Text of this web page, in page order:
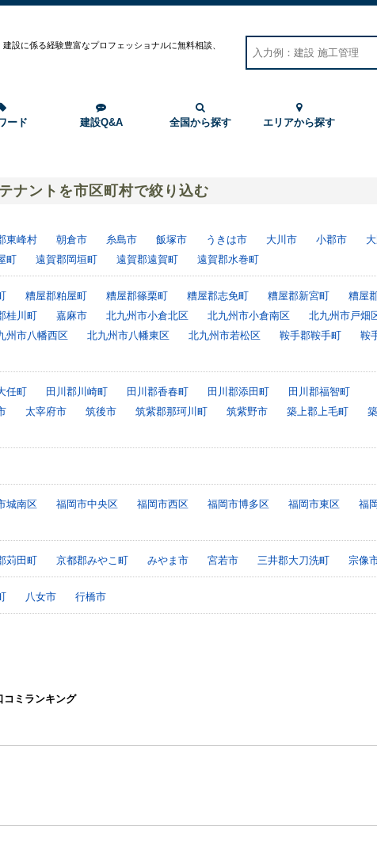
設に係る経験豊富なプロフェッショナルに無料相談、
ード 建設Q&A 全国から探す エリアから探す
ナントを市区町村で絞り込む
東峰村 朝倉市 糸島市 飯塚市 うきは市 大川市 小郡市
町 遠賀郡岡垣町 遠賀郡遠賀町 遠賀郡水巻町
糟屋郡粕屋町 糟屋郡篠栗町 糟屋郡志免町 糟屋郡新宮町
糟屋
桂川町 嘉麻市 北九州市小倉北区 北九州市小倉南区
北九州市戸畑
州市八幡西区 北九州市八幡東区 北九州市若松区 鞍手郡鞍手町
鞍
任町 田川郡川崎町 田川郡香春町 田川郡添田町
田川郡福智町
太宰府市 筑後市 筑紫郡那珂川町 筑紫野市 築上郡上毛町
城南区 福岡市中央区 福岡市西区 福岡市博多区 福岡市東区
福
苅田町 京都郡みやこ町 みやま市 宮若市 三井郡大刀洗町 宗像
八女市 行橋市
コミランキング